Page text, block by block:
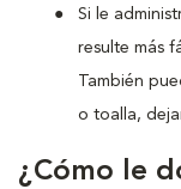
Si le
resulte más
También
o toalla,
¿Cómo le